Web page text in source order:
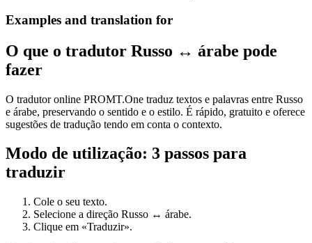
Examples and translation for
O que o tradutor Russo ↔ árabe pode
fazer
O tradutor online PROMT.One traduz textos e palavras entre Russo
e árabe, preservando o sentido e o estilo. É rápido, gratuito e oferece
sugestões de tradução tendo em conta o contexto.
Modo de utilização: 3 passos para
traduzir
Cole o seu texto.
Selecione a direção Russo ↔ árabe.
Clique em «Traduzir».